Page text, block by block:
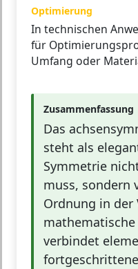
Optimierung
In technischen
für
Umfang oder
Zusammenfassung
Das
steht als
Symmetrie
muss, sondern
Ordnung in der
verbindet